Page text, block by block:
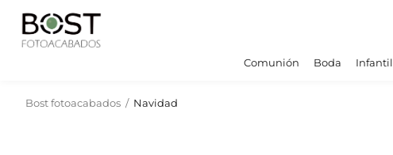
Comunión Boda Infantil
Bost fotoacabados / Navidad